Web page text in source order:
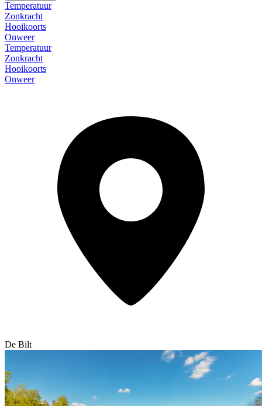
Temperatuur
Zonkracht
Hooikoorts
Onweer
Temperatuur
Zonkracht
Hooikoorts
Onweer
De Bilt